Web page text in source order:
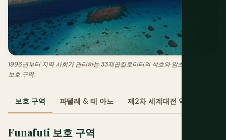
1996년부터 지역 사회가 관리하는 33제곱킬로미터의 석호와 암초인 Funafuti
보호 구역.
보호 구역 파텔레 & 테 아노 제2차 세계대전 역사
Funafuti 보호 구역